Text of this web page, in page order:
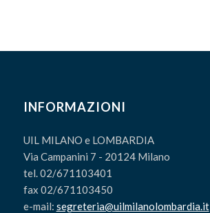
INFORMAZIONI
UIL MILANO e LOMBARDIA
Via Campanini 7 - 20124 Milano
tel. 02/671103401
fax 02/671103450
e-mail: segreteria@uilmilanolombardia.it